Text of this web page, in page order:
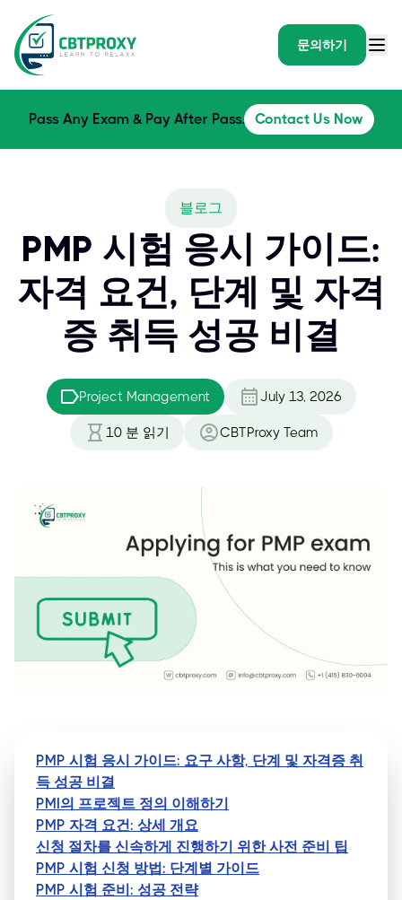
문의하기
Pass Any Exam & Pay After Pass. Contact Us Now
블로그
PMP 시험 응시 가이드:
자격 요건, 단계 및 자격
증 취득 성공 비결
Project Management July 13, 2026
10 분 읽기 CBTProxy Team
PMP 시험 응시 가이드: 요구 사항, 단계 및 자격증 취
득 성공 비결
PMI의 프로젝트 정의 이해하기
PMP 자격 요건: 상세 개요
신청 절차를 신속하게 진행하기 위한 사전 준비 팁
PMP 시험 신청 방법: 단계별 가이드
PMP 시험 준비: 성공 전략